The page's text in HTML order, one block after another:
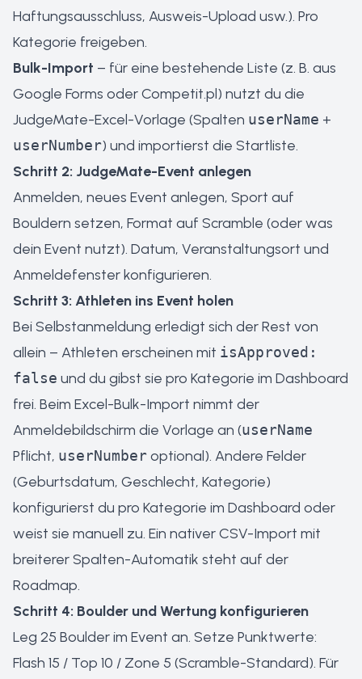
Haftungsausschluss, Ausweis-Upload usw.). Pro
Kategorie freigeben.
Bulk-Import – für eine bestehende Liste (z. B. aus
Google Forms oder Competit.pl) nutzt du die
JudgeMate-Excel-Vorlage (Spalten userName +
userNumber) und importierst die Startliste.
Schritt 2: JudgeMate-Event anlegen
Anmelden, neues Event anlegen, Sport auf
Bouldern setzen, Format auf Scramble (oder was
dein Event nutzt). Datum, Veranstaltungsort und
Anmeldefenster konfigurieren.
Schritt 3: Athleten ins Event holen
Bei Selbstanmeldung erledigt sich der Rest von
allein – Athleten erscheinen mit isApproved:
false und du gibst sie pro Kategorie im Dashboard
frei. Beim Excel-Bulk-Import nimmt der
Anmeldebildschirm die Vorlage an (userName
Pflicht, userNumberoptional). Andere Felder
(Geburtsdatum, Geschlecht, Kategorie)
konfigurierst du pro Kategorie im Dashboard oder
weist sie manuell zu. Ein nativer CSV-Import mit
breiterer Spalten-Automatik steht auf der
Roadmap.
Schritt 4: Boulder und Wertung konfigurieren
Leg 25 Boulder im Event an. Setze Punktwerte:
Flash 15 / Top 10 / Zone 5 (Scramble-Standard). Für